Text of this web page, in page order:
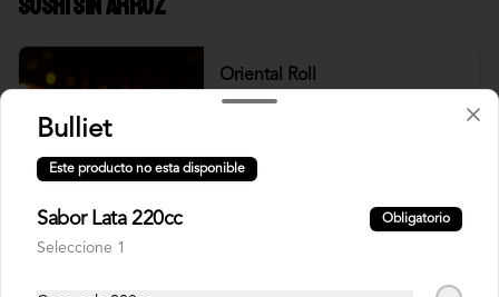
Oriental Roll
Roll relleno de Salmon panko, camarón,
Bulliet
Este producto no esta disponible
Sabor Lata 220cc Obligatorio
Seleccione 1